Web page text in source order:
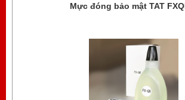
Mực đóng bảo mật TAT